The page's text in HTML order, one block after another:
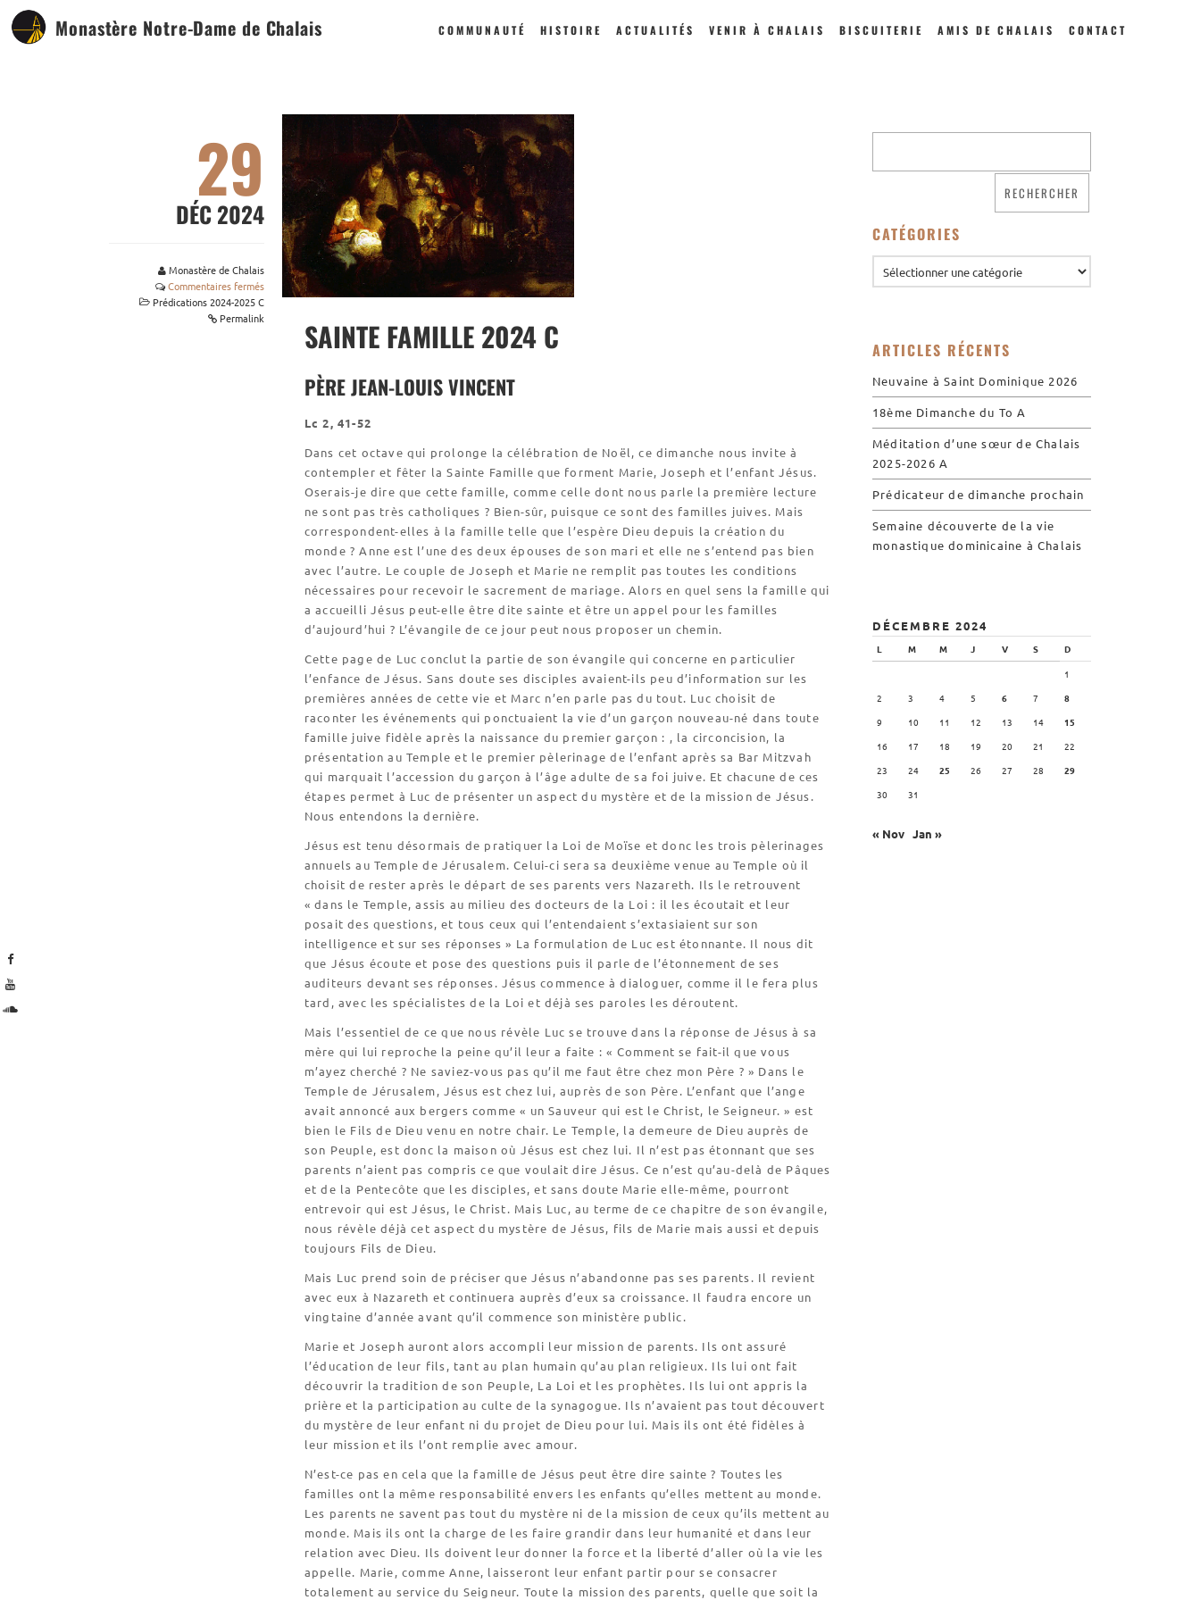
COMMUNAUTÉ HISTOIRE ACTUALITÉS VENIR À CHALAIS BISCUITERIE AMIS DE CHALAIS CONTACT
Monastère Notre-Dame de Chalais
Nous aider !
l’église de Chalais
Visites virtuelles
Accueil monastique
Demande de séjour
Séjours étudiant(e)s
Covoiturage
29
DÉC 2024
Monastère de Chalais
Commentaires fermés
Prédications 2024-2025 C
Permalink
SAINTE FAMILLE 2024 C
PÈRE JEAN-LOUIS VINCENT
Lc 2, 41-52
Dans cet octave qui prolonge la célébration de Noël, ce dimanche nous invite à
contempler et fêter la Sainte Famille que forment Marie, Joseph et l’enfant Jésus.
Oserais-je dire que cette famille, comme celle dont nous parle la première lecture
ne sont pas très catholiques ? Bien-sûr, puisque ce sont des familles juives. Mais
correspondent-elles à la famille telle que l’espère Dieu depuis la création du
monde ? Anne est l’une des deux épouses de son mari et elle ne s’entend pas bien
avec l’autre. Le couple de Joseph et Marie ne remplit pas toutes les conditions
nécessaires pour recevoir le sacrement de mariage. Alors en quel sens la famille qui
a accueilli Jésus peut-elle être dite sainte et être un appel pour les familles
d’aujourd’hui ? L’évangile de ce jour peut nous proposer un chemin.
Cette page de Luc conclut la partie de son évangile qui concerne en particulier
l’enfance de Jésus. Sans doute ses disciples avaient-ils peu d’information sur les
premières années de cette vie et Marc n’en parle pas du tout. Luc choisit de
raconter les événements qui ponctuaient la vie d’un garçon nouveau-né dans toute
famille juive fidèle après la naissance du premier garçon : , la circoncision, la
présentation au Temple et le premier pèlerinage de l’enfant après sa Bar Mitzvah
qui marquait l’accession du garçon à l’âge adulte de sa foi juive. Et chacune de ces
étapes permet à Luc de présenter un aspect du mystère et de la mission de Jésus.
Nous entendons la dernière.
Jésus est tenu désormais de pratiquer la Loi de Moïse et donc les trois pèlerinages
annuels au Temple de Jérusalem. Celui-ci sera sa deuxième venue au Temple où il
choisit de rester après le départ de ses parents vers Nazareth. Ils le retrouvent
« dans le Temple, assis au milieu des docteurs de la Loi : il les écoutait et leur
posait des questions, et tous ceux qui l’entendaient s’extasiaient sur son
intelligence et sur ses réponses » La formulation de Luc est étonnante. Il nous dit
que Jésus écoute et pose des questions puis il parle de l’étonnement de ses
auditeurs devant ses réponses. Jésus commence à dialoguer, comme il le fera plus
tard, avec les spécialistes de la Loi et déjà ses paroles les déroutent.
Mais l’essentiel de ce que nous révèle Luc se trouve dans la réponse de Jésus à sa
mère qui lui reproche la peine qu’il leur a faite : « Comment se fait-il que vous
m’ayez cherché ? Ne saviez-vous pas qu’il me faut être chez mon Père ? » Dans le
Temple de Jérusalem, Jésus est chez lui, auprès de son Père. L’enfant que l’ange
avait annoncé aux bergers comme « un Sauveur qui est le Christ, le Seigneur. » est
bien le Fils de Dieu venu en notre chair. Le Temple, la demeure de Dieu auprès de
son Peuple, est donc la maison où Jésus est chez lui. Il n’est pas étonnant que ses
parents n’aient pas compris ce que voulait dire Jésus. Ce n’est qu’au-delà de Pâques
et de la Pentecôte que les disciples, et sans doute Marie elle-même, pourront
entrevoir qui est Jésus, le Christ. Mais Luc, au terme de ce chapitre de son évangile,
nous révèle déjà cet aspect du mystère de Jésus, fils de Marie mais aussi et depuis
toujours Fils de Dieu.
Mais Luc prend soin de préciser que Jésus n’abandonne pas ses parents. Il revient
avec eux à Nazareth et continuera auprès d’eux sa croissance. Il faudra encore un
vingtaine d’année avant qu’il commence son ministère public.
Marie et Joseph auront alors accompli leur mission de parents. Ils ont assuré
l’éducation de leur fils, tant au plan humain qu’au plan religieux. Ils lui ont fait
découvrir la tradition de son Peuple, La Loi et les prophètes. Ils lui ont appris la
prière et la participation au culte de la synagogue. Ils n’avaient pas tout découvert
du mystère de leur enfant ni du projet de Dieu pour lui. Mais ils ont été fidèles à
leur mission et ils l’ont remplie avec amour.
N’est-ce pas en cela que la famille de Jésus peut être dire sainte ? Toutes les
familles ont la même responsabilité envers les enfants qu’elles mettent au monde.
Les parents ne savent pas tout du mystère ni de la mission de ceux qu’ils mettent au
monde. Mais ils ont la charge de les faire grandir dans leur humanité et dans leur
relation avec Dieu. Ils doivent leur donner la force et la liberté d’aller où la vie les
appelle. Marie, comme Anne, laisseront leur enfant partir pour se consacrer
totalement au service du Seigneur. Toute la mission des parents, quelle que soit la
CATÉGORIES
ARTICLES RÉCENTS
Neuvaine à Saint Dominique 2026
18ème Dimanche du To A
Méditation d’une sœur de Chalais
2025-2026 A
Prédicateur de dimanche prochain
Semaine découverte de la vie
monastique dominicaine à Chalais
DÉCEMBRE 2024
L M M J V S
D
1
2
3 4 5 6 7
8
9
10 11 12 13 14
15
16
17 18 19 20 21
22
23
24 25 26 27 28
29
30
31
« Nov Jan »